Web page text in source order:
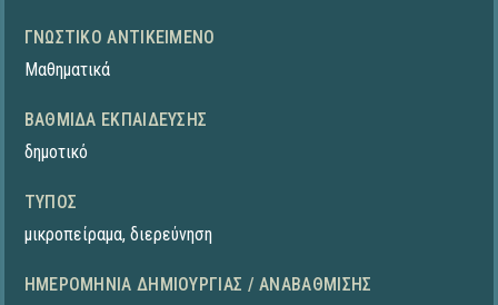
ΓΝΩΣΤΙΚΌ ΑΝΤΙΚΕΊΜΕΝΟ
Μαθηματικά
ΒΑΘΜΊΔΑ ΕΚΠΑΊΔΕΥΣΗΣ
δημοτικό
ΤΎΠΟΣ
μικροπείραμα, διερεύνηση
ΗΜΕΡΟΜΗΝΊΑ ΔΗΜΙΟΥΡΓΊΑΣ / ΑΝΑΒΆΘΜΙΣΗΣ